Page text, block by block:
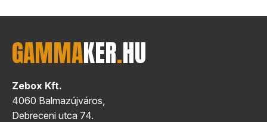
GAMMAKER.HU
Zebox Kft.
4060 Balmazújváros,
Debreceni utca 74.